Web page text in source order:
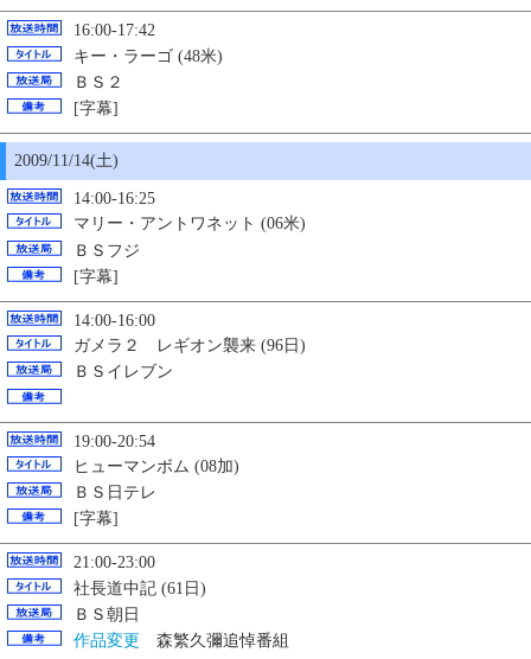
16:00-17:42
キー・ラーゴ (48米)
ＢＳ２
[字幕]
2009/11/14(土)
14:00-16:25
マリー・アントワネット (06米)
ＢＳフジ
[字幕]
14:00-16:00
ガメラ２ レギオン襲来 (96日)
ＢＳイレブン
19:00-20:54
ヒューマンボム (08加)
ＢＳ日テレ
[字幕]
21:00-23:00
社長道中記 (61日)
ＢＳ朝日
作品変更 森繁久彌追悼番組